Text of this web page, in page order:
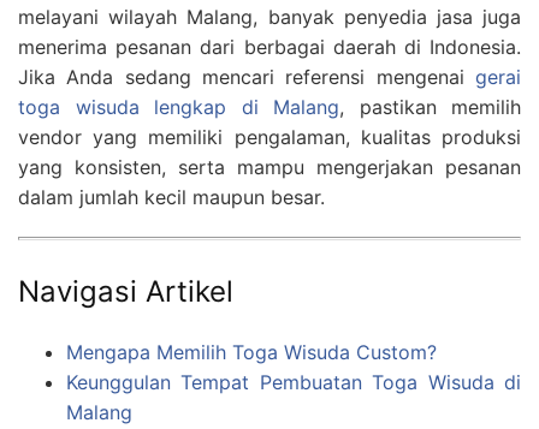
melayani wilayah Malang, banyak penyedia jasa juga
menerima pesanan dari berbagai daerah di Indonesia.
Jika Anda sedang mencari referensi mengenai gerai
toga wisuda lengkap di Malang, pastikan memilih
vendor yang memiliki pengalaman, kualitas produksi
yang konsisten, serta mampu mengerjakan pesanan
dalam jumlah kecil maupun besar.
Navigasi Artikel
Mengapa Memilih Toga Wisuda Custom?
Keunggulan Tempat Pembuatan Toga Wisuda di
Malang